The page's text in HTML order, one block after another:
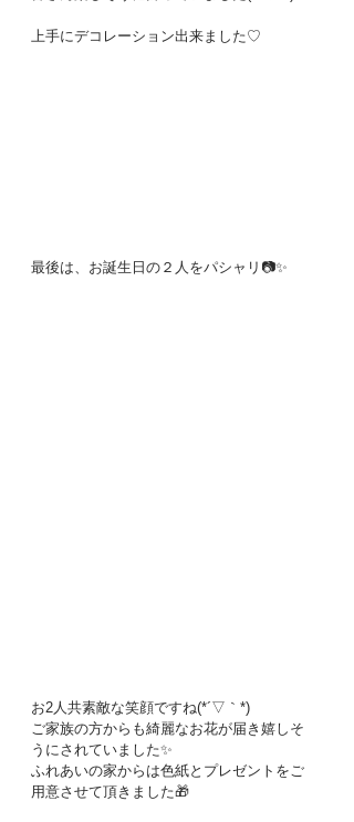
上手にデコレーション出来ました♡
最後は、お誕生日の２人をパシャリ📷✨
お2人共素敵な笑顔ですね(*´▽｀*)
ご家族の方からも綺麗なお花が届き嬉しそ
うにされていました✨
ふれあいの家からは色紙とプレゼントをご
用意させて頂きました🎁